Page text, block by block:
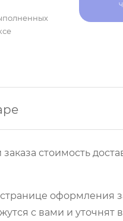
стоимость
оформления
с вами и уточнят